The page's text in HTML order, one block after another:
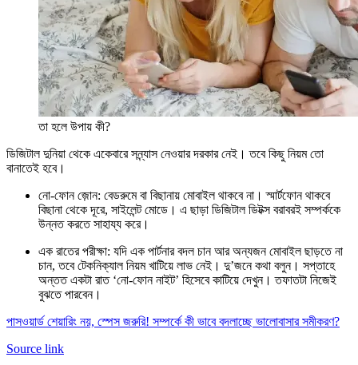
তা হলে উপায় কী?
ডিজিটাল দুনিয়া থেকে একেবারে সন্ন্যাস নেওয়ার দরকার নেই। তবে কিছু নিয়ম তো
বানাতেই হবে।
নো-ফোন জ়োন: বেডরুমে বা বিছানায় মোবাইল থাকবে না। স্মার্টফোন থাকবে
বিছানা থেকে দূরে, সাইলেন্ট মোডে। এ ছাড়া ডিজিটাল ডিটক্স বরাবরই সম্পর্ককে
উন্নত করতে সাহায্য করে।
এক রাতের পরীক্ষা: যদি এক পার্টনার বদল চান আর অন্যজন মোবাইল ছাড়তে না
চান, তবে টেকনিক্যাল নিয়ম খাটিয়ে লাভ নেই। দু’জনে কথা বলুন। সপ্তাহে
অন্তত একটা রাত ‘নো-ফোন নাইট’ হিসেবে কাটিয়ে দেখুন। তফাতটা নিজেই
বুঝতে পারবেন।
পাসওয়ার্ড শেয়ারিং নয়, স্পেস জরুরি! সম্পর্কে কী ভাবে বদলাচ্ছে ভালোবাসার সমীকরণ?
Source link